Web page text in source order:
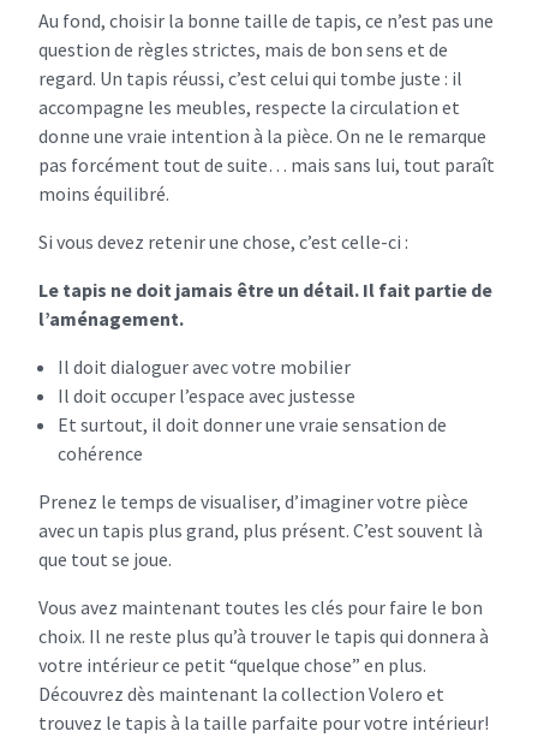
Au fond, choisir la bonne taille de tapis, ce n’est pas une
question de règles strictes, mais de bon sens et de
regard. Un tapis réussi, c’est celui qui tombe juste : il
accompagne les meubles, respecte la circulation et
donne une vraie intention à la pièce. On ne le remarque
pas forcément tout de suite… mais sans lui, tout paraît
moins équilibré.
Si vous devez retenir une chose, c’est celle-ci :
Le tapis ne doit jamais être un détail. Il fait partie de
l’aménagement.
Il doit dialoguer avec votre mobilier
Il doit occuper l’espace avec justesse
Et surtout, il doit donner une vraie sensation de
cohérence
Prenez le temps de visualiser, d’imaginer votre pièce
avec un tapis plus grand, plus présent. C’est souvent là
que tout se joue.
Vous avez maintenant toutes les clés pour faire le bon
choix. Il ne reste plus qu’à trouver le tapis qui donnera à
votre intérieur ce petit “quelque chose” en plus.
Découvrez dès maintenant la collection Volero et
trouvez le tapis à la taille parfaite pour votre intérieur!